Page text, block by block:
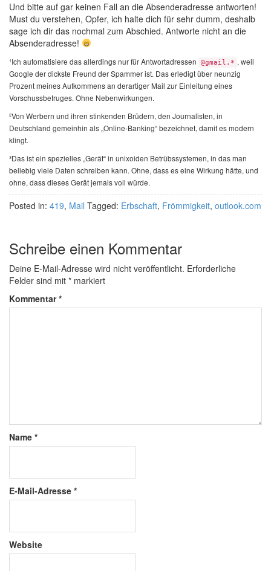
Und bitte auf gar keinen Fall an die Absenderadresse antworten!
Must du verstehen, Opfer, ich halte dich für sehr dumm, deshalb
sage ich dir das nochmal zum Abschied. Antworte nicht an die
Absenderadresse!
¹Ich automatisiere das allerdings nur für Antwortadressen @gmail.* , weil
Google der dickste Freund der Spammer ist. Das erledigt über neunzig
Prozent meines Aufkommens an derartiger Mail zur Einleitung eines
Vorschussbetruges. Ohne Nebenwirkungen.
²Von Werbern und ihren stinkenden Brüdern, den Journalisten, in
Deutschland gemeinhin als „Online-Banking“ bezeichnet, damit es modern
klingt.
³Das ist ein spezielles „Gerät“ in unixoiden Betrübssystemen, in das man
beliebig viele Daten schreiben kann. Ohne, dass es eine Wirkung hätte, und
ohne, dass dieses Gerät jemals voll würde.
Posted in: 419, Mail Tagged: Erbschaft, Frömmigkeit, outlook.com
Schreibe einen Kommentar
Deine E-Mail-Adresse wird nicht veröffentlicht. Erforderliche
Felder sind mit * markiert
Kommentar*
Name *
E-Mail-Adresse *
Website